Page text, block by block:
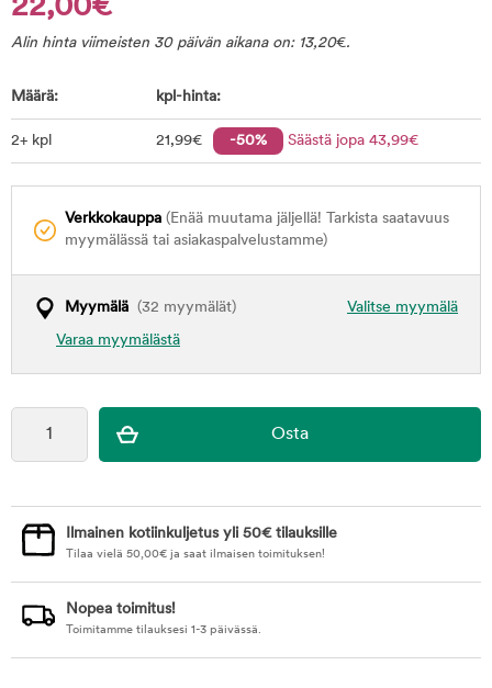
22,00€
Alin hinta viimeisten 30 päivän aikana on: 13,20€.
Määrä: kpl-hinta:
2+ kpl 21,99€ -50% Säästä jopa 43,99€
Verkkokauppa (Enää muutama jäljellä! Tarkista saatavuus
myymälässä tai asiakaspalvelustamme)
Valitse myymälä
Myymälä (32 myymälät)
Varaa myymälästä
Ilmainen kotiinkuljetus yli 50€ tilauksille
Tilaa vielä 50,00€ ja saat ilmaisen toimituksen!
Nopea toimitus!
Toimitamme tilauksesi 1-3 päivässä.